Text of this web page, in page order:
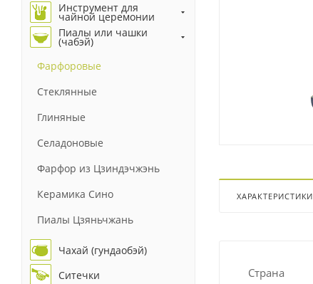
ХАРАКТЕРИСТИКИ
Страна
Инструмент для
чайной церемонии
Пиалы или чашки
(чабэй)
Фарфоровые
Стеклянные
Глиняные
Селадоновые
Фарфор из Цзиндэчжэнь
Керамика Сино
Пиалы Цзяньчжань
Чахай (гундаобэй)
Ситечки